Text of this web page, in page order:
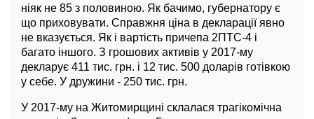
ніяк не 85 з половиною. Як бачимо, губернатору є
що приховувати. Справжня ціна в декларації явно
не вказується. Як і вартість причепа 2ПТС-4 і
багато іншого. З грошових активів у 2017-му
декларує 411 тис. грн. і 12 тис. 500 доларів готівкою
у себе. У дружини - 250 тис. грн.
У 2017-му на Житомирщині склалася трагікомічна